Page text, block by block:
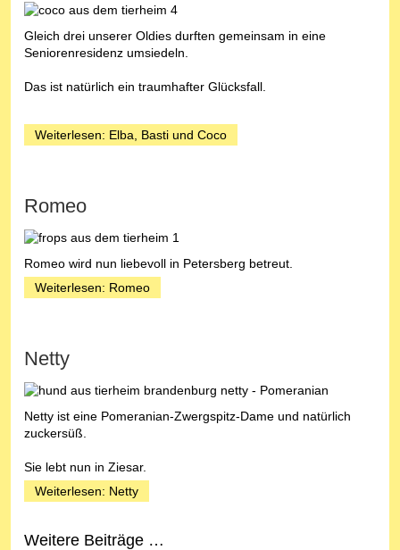
Gleich drei unserer Oldies durften gemeinsam in eine
Seniorenresidenz umsiedeln.
Das ist natürlich ein traumhafter Glücksfall.
Weiterlesen: Elba, Basti und Coco
Romeo
Romeo wird nun liebevoll in Petersberg betreut.
Weiterlesen: Romeo
Netty
Netty ist eine Pomeranian-Zwergspitz-Dame und natürlich
zuckersüß.
Sie lebt nun in Ziesar.
Weiterlesen: Netty
Weitere Beiträge …